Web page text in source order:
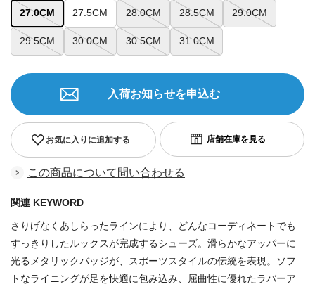
27.0CM 27.5CM 28.0CM 28.5CM 29.0CM
29.5CM 30.0CM 30.5CM 31.0CM
お気に入りに追加する
入荷お知らせを申込む
この商品について問い合わせる
関連 KEYWORD
さりげなくあしらったラインにより、どんなコーディネートでも
すっきりしたルックスが完成するシューズ。滑らかなアッパーに
光るメタリックバッジが、スポーツスタイルの伝統を表現。ソフ
トなライニングが足を快適に包み込み、屈曲性に優れたラバーア